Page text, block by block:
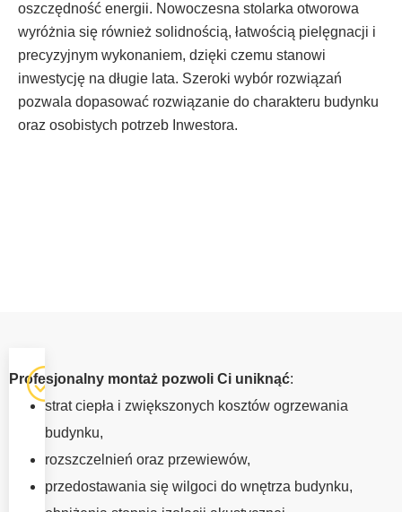
oszczędność energii. Nowoczesna stolarka otworowa
wyróżnia się również solidnością, łatwością pielęgnacji i
precyzyjnym wykonaniem, dzięki czemu stanowi
inwestycję na długie lata. Szeroki wybór rozwiązań
pozwala dopasować rozwiązanie do charakteru budynku
oraz osobistych potrzeb Inwestora.
OKNA Z
MONTAŻEM
PORĘBA
Profesjonalna
instalacja okien
Profesjonalny montaż pozwoli Ci uniknąć:
strat ciepła i zwiększonych kosztów ogrzewania
budynku,
rozszczelnień oraz przewiewów,
przedostawania się wilgoci do wnętrza budynku,